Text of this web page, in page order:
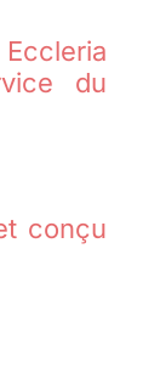
du
conçu